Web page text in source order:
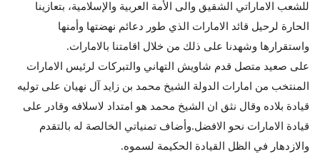
للشعب الاماراتي الشقيق والى الأمة العربية والإسلامية، بتعازينا
الحارة لرحيل قائد الامارات الذي طور دعائم نهضتها وأمنها
واستقرارها وشهدنا على ذلك من خلال اقامتنا بالامارات.
على صعيد متصل قدم شاويش التهاني والتبركات لرئيس الامارات
المنتخب من امارات الدولة الشيخ محمد بن زايد آل نهيان على توليه
قيادة بلاده وقال نثق ان الشيخ محمد هو امتداد لاسلافه وقادر على
قيادة الامارات نحو الافضل.وأضاف تمنياتي الخالصة له بالتقدم
والازدهار في الظل القيادة الحكيمة لسموه.